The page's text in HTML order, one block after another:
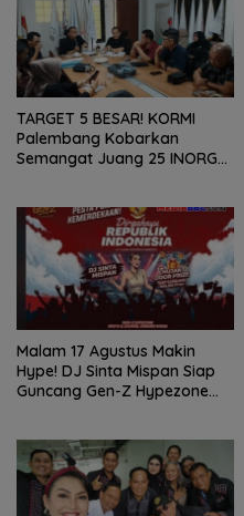
TARGET 5 BESAR! KORMI
Palembang Kobarkan
Semangat Juang 25 INORGA
Malam 17 Agustus Makin
Hype! DJ Sinta Mispan Siap
Guncang Gen-Z Hypezone